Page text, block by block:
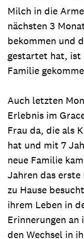
Milch in die
nächsten 3
bekommen und
gestartet hat, ist
Familie
Auch letzten
Erlebnis im
Frau da, die als
hat und mit 7
neue Familie
Jahren das
zu Hause
ihrem Leben in
Erinnerungen
den Wechsel in